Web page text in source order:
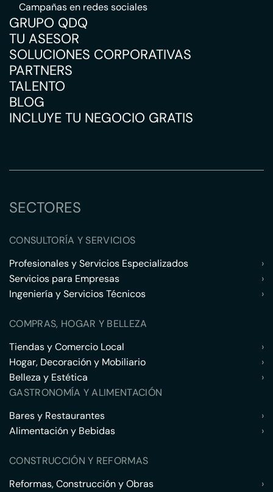
Campañas en redes sociales
GRUPO QDQ
TU ASESOR
SOLUCIONES CORPORATIVAS
PARTNERS
TALENTO
BLOG
INCLUYE TU NEGOCIO GRATIS
SECTORES
CONSULTORÍA Y SERVICIOS
Profesionales y Servicios Especializados
›
Servicios para Empresas
›
Ingeniería y Servicios Técnicos
›
COMPRAS, HOGAR Y BELLEZA
Tiendas y Comercio Local
›
Hogar, Decoración y Mobiliario
›
Belleza y Estética
›
GASTRONOMÍA Y ALIMENTACIÓN
Bares y Restaurantes
›
Alimentación y Bebidas
›
CONSTRUCCIÓN Y REFORMAS
Reformas, Construcción y Obras
›